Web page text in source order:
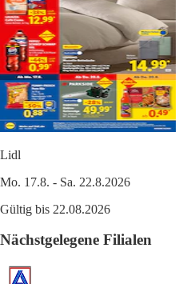
Lidl
Mo. 17.8. - Sa. 22.8.2026
Gültig bis 22.08.2026
Nächstgelegene Filialen